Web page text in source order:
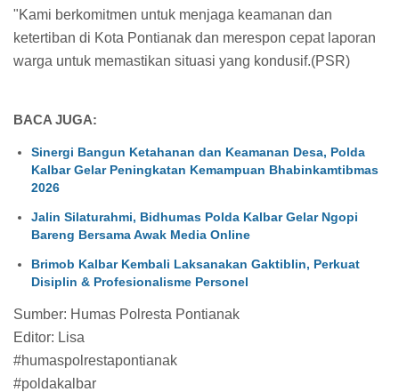
"Kami berkomitmen untuk menjaga keamanan dan
ketertiban di Kota Pontianak dan merespon cepat laporan
warga untuk memastikan situasi yang kondusif.(PSR)
BACA JUGA:
Sinergi Bangun Ketahanan dan Keamanan Desa, Polda
Kalbar Gelar Peningkatan Kemampuan Bhabinkamtibmas
2026
Jalin Silaturahmi, Bidhumas Polda Kalbar Gelar Ngopi
Bareng Bersama Awak Media Online
Brimob Kalbar Kembali Laksanakan Gaktiblin, Perkuat
Disiplin & Profesionalisme Personel
Sumber: Humas Polresta Pontianak
Editor: Lisa
#humaspolrestapontianak
#poldakalbar